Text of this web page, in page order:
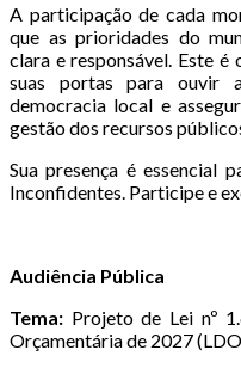
A participação de cada
que as prioridades do
clara e responsável. Este
suas portas para ouvir
democracia local e
gestão dos recursos
Sua presença é essencial
Inconfidentes. Participe e
Audiência Pública
Tema: Projeto de Lei nº
Orçamentária de 2027